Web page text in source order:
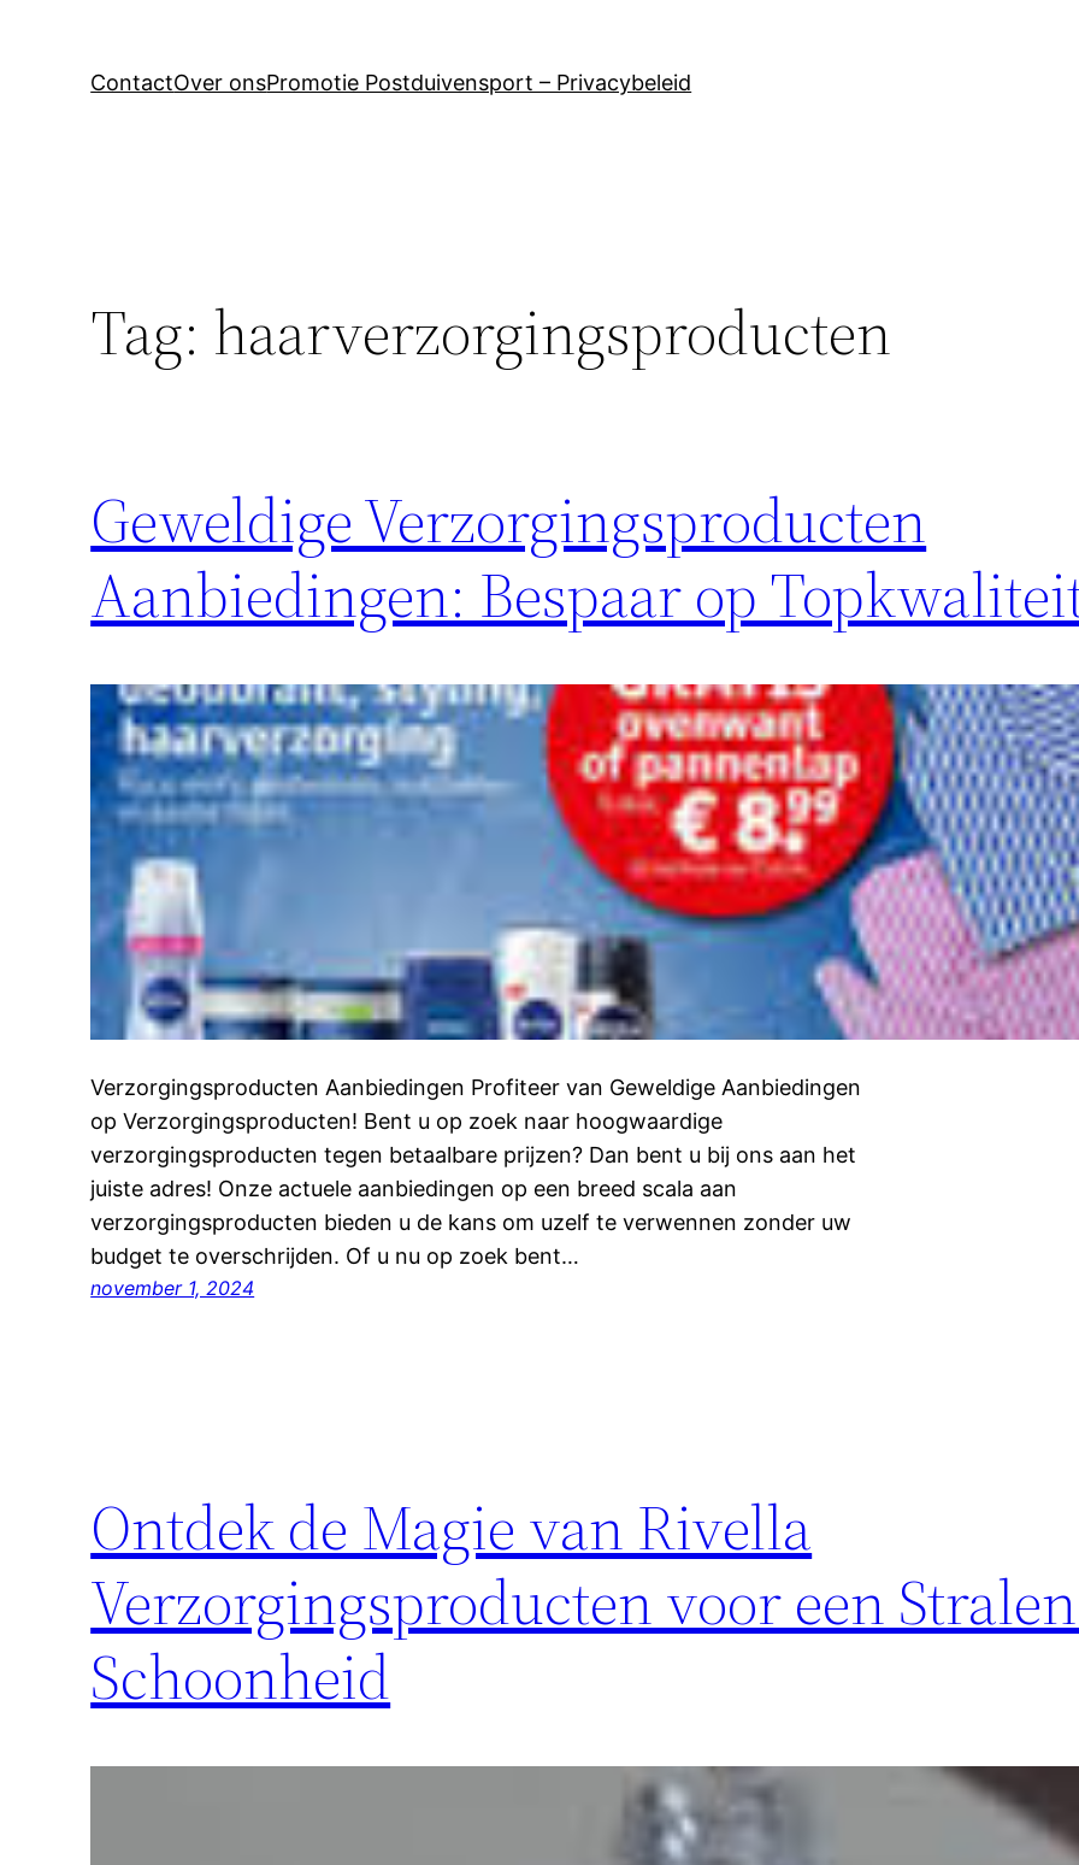
ContactOver onsPromotie Postduivensport – Privacybeleid
Tag: haarverzorgingsproducten
Geweldige Verzorgingsproducten
Aanbiedingen: Bespaar op
Verzorgingsproducten Aanbiedingen Profiteer van Geweldige Aanbiedingen
op Verzorgingsproducten! Bent u op zoek naar hoogwaardige
verzorgingsproducten tegen betaalbare prijzen? Dan bent u bij ons aan het
juiste adres! Onze actuele aanbiedingen op een breed scala aan
verzorgingsproducten bieden u de kans om uzelf te verwennen zonder uw
budget te overschrijden. Of u nu op zoek bent…
november 1, 2024
Ontdek de Magie van Rivella
Verzorgingsproducten voor een
Schoonheid